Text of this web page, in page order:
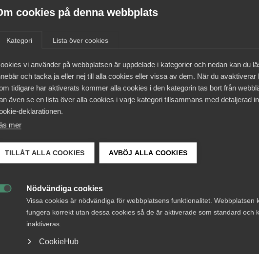
cookies på denna webbplats
Kategori Lista över cookies
vi använder på webbplatsen är uppdelade i kategorier och nedan kan du
och tacka ja eller nej till alla cookies eller vissa av dem. När du avaktiverar
tidigare har aktiverats kommer alla cookies i den kategorin tas bort från
även se en lista över alla cookies i varje kategori tillsammans med detaljerad
deklarationen.
mer
TILLÅT ALLA COOKIES AVBÖJ ALLA COOKIES
Nödvändiga cookies
Vissa cookies är nödvändiga för webbplatsens funktionalitet. Webbplatsen
fungera korrekt utan dessa cookies så de är aktiverade som standard och
inaktiveras.
CookieHub
in Swedish employment and labour law, work
as introductory webinars for our newest
courses, we will gladly design courses specifically to your
and labour law, work environment, collective agreements and
and we will contact you as soon as possible.
the calender and choose Alla format – In English.